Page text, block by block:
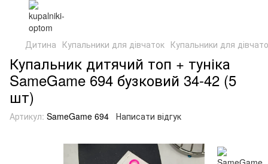
Дитина Купальники для дівчаток Купальники для
Купальник дитячий топ + туніка
SameGame 694 бузковий 34-42 (5
шт)
Артикул: SameGame 694 Написати відгук